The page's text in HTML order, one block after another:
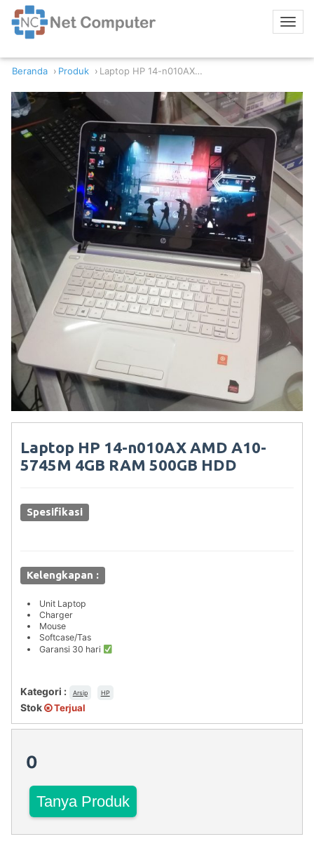
Beranda Produk Laptop HP 14-n010AX AMD A10-5745M 4GB RAM 500GB HDD
Laptop HP 14-n010AX AMD A10-
5745M 4GB RAM 500GB HDD
Spesifikasi
Kelengkapan :
Unit Laptop
Charger
Mouse
Softcase/Tas
Garansi 30 hari
Kategori : Arsip HP
Stok Terjual
0
Tanya Produk